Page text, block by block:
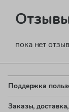
пока нет
Поддержка
Заказы,